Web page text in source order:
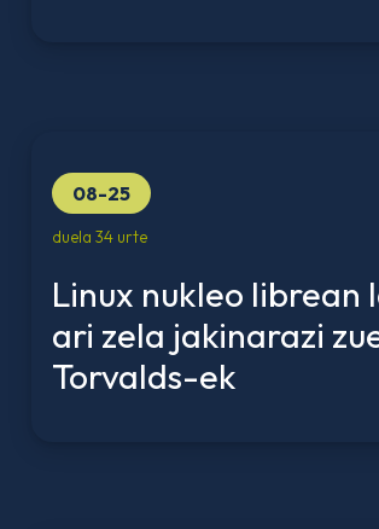
08-25
duela 34 urte
Linux nukleo librean
ari zela jakinarazi
Torvalds-ek